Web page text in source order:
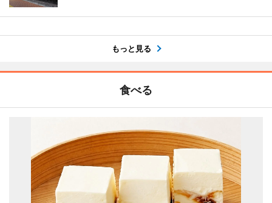
もっと見る
食べる